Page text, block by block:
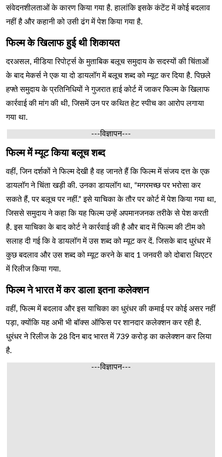
संवेदनशीलताओं के कारण किया गया है. हालांकि इसके कंटेंट में कोई बदलाव
नहीं है और कहानी को उसी ढंग में पेश किया गया है.
फिल्म के खिलाफ हुई थी शिकायत
दरअसल, मीडिया रिपोर्ट्स के मुताबिक बलूच समुदाय के सदस्यों की चिंताओं
के बाद मेकर्स ने एक या दो डायलॉग में बलूच शब्द को म्यूट कर दिया है. पिछले
हफ्ते समुदाय के प्रतिनिधियों ने गुजरात हाई कोर्ट में जाकर फिल्म के खिलाफ
कार्रवाई की मांग की थी, जिसमें उन पर कथित हेट स्पीच का आरोप लगाया
गया था.
---विज्ञापन---
फिल्म में म्यूट किया बलूच शब्द
वहीं, जिन दर्शकों ने फिल्म देखी है वह जानते हैं कि फिल्म में संजय दत्त के एक
डायलॉग ने चिंता खड़ी की. उनका डायलॉग था, “मगरमच्छ पर भरोसा कर
सकते हैं, पर बलूच पर नहीं.” इसे याचिका के तौर पर कोर्ट में पेश किया गया था,
जिससे समुदाय ने कहा कि यह फिल्म उन्हें अपमानजनक तरीके से पेश करती
है. इस याचिका के बाद कोर्ट ने कार्रवाई की है और बाद में फिल्म की टीम को
सलाह दी गई कि वे डायलॉग में उस शब्द को म्यूट कर दें. जिसके बाद धुरंधर में
कुछ बदलाव और उस शब्द को म्यूट करने के बाद 1 जनवरी को दोबारा थिएटर
में रिलीज किया गया.
फिल्म ने भारत में कर डाला इतना कलेक्शन
वहीं, फिल्म में बदलाव और इस याचिका का धुरंधर की कमाई पर कोई असर नहीं
पड़ा, क्योंकि यह अभी भी बॉक्स ऑफिस पर शानदार कलेक्शन कर रही है.
धुरंधर ने रिलीज के 28 दिन बाद भारत में 739 करोड़ का कलेक्शन कर लिया
है.
---विज्ञापन---